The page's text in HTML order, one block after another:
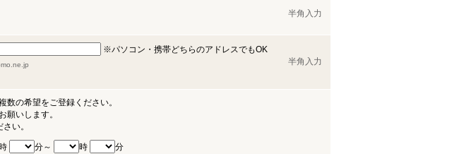
半角入力
※パソコン・携帯どちらのアドレスでもOK
半角入力
の希望をご登録ください。
願いします。
い。
分～ 時 分